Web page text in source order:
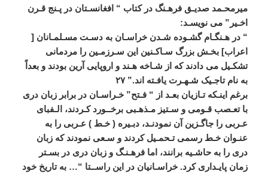
ميرمحـمد صديـق فرهـنگ در کتاب “ افغانسـتان در پـنج قـرن
اخـير ”می ‌نويسـد:
“در هـنگـام گشـوده شـدن خراسـان به دسـت مسـلمـانان [
اعراب]بخـش بزرگ سـاکـنين اين سـرزمـين را
مردمانی
تشکـيل می دادند که از شـاخه هـند و اروپايی آرين بودند و بعداً
به نام تاجـيک شـهـرت يافـته اند.”۲۷
برغم اينـکه تـازيان بعـد از “فـتح”خـراسـان در برابر زبان دری
با تعـصب قـومی و سـتيز مـذهـبی برخــورد کـردند، الـفبای
عـربی را جاگـزين آن نمودنـد، دبـيره (خـط ) عـربی را
به
عنـوان خـط رسمی تـحمـيل کردند و سـعی نمودند که زبان
دری را به حاشـيه برانند، اما فرهـنـگ و زبان دری در بسـتر
زمان پايـداری کرد.خراسـانيان در اين راســتا “…به تاريخ خود